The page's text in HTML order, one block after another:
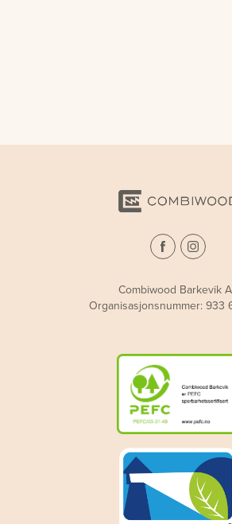
Combiwood Barkevik
Organisasjonsnummer: 933